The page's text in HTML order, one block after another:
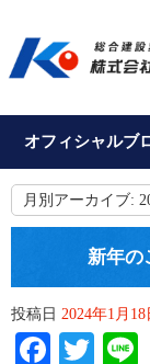
オフィシャルブ
月別アーカイブ:
新年の
投稿日 2024年1月18